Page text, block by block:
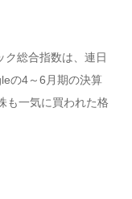
ク総合指数は、連日
の4～6月期の決算
も一気に買われた格